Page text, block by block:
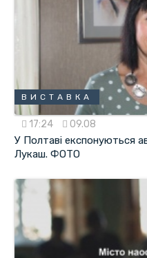
ВИСТАВКА
17:24 09.08
У Полтаві експонуються
Лукаш. ФОТО